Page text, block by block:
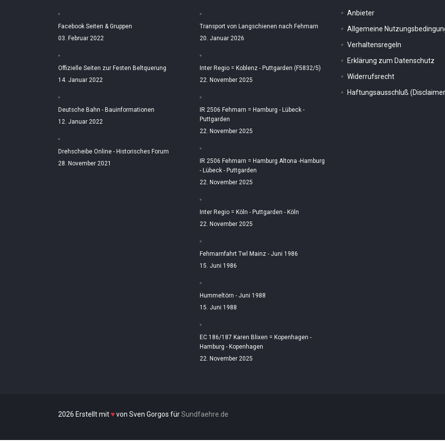
Facebook Seiten & Gruppen
03. Februar 2022
Offizielle Seiten zur Festen Beltquerung
14. Januar 2022
Deutsche Bahn - Bauinformationen
12. Januar 2022
Drehscheibe Online - Historisches Forum
28. November 2021
Transport von Langschienen nach Fehmarn
20. Januar 2026
Inter Regio = Koblenz - Puttgarden (F5832/5)
22. November 2025
IR 2506 Fehmarn = Hamburg - Lübeck -
Puttgarden
22. November 2025
IR 2506 Fehmarn = Hamburg Altona -Hamburg
- Lübeck - Puttgarden
22. November 2025
Inter Regio = Köln - Puttgarden - Köln
22. November 2025
Fehmarnfahrt Twl Mainz - Juni 1986
15. Juni 1986
Hummeltörn - Juni 1988
15. Juni 1988
EC 186/187 Karen Blixen = Kopenhagen -
Hamburg - Kopenhagen
22. November 2025
Anbieter
Allgemeine
Verhaltensregeln
Erklärung zum Datenschutz
Widerrufsrecht
Haftungsausschluß
2026 Erstellt mit♥von Sven Gorgos fürSundfaehre.de